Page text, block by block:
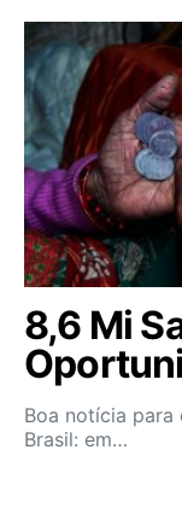
8,6 Mi
Boa notícia para
Brasil: em…